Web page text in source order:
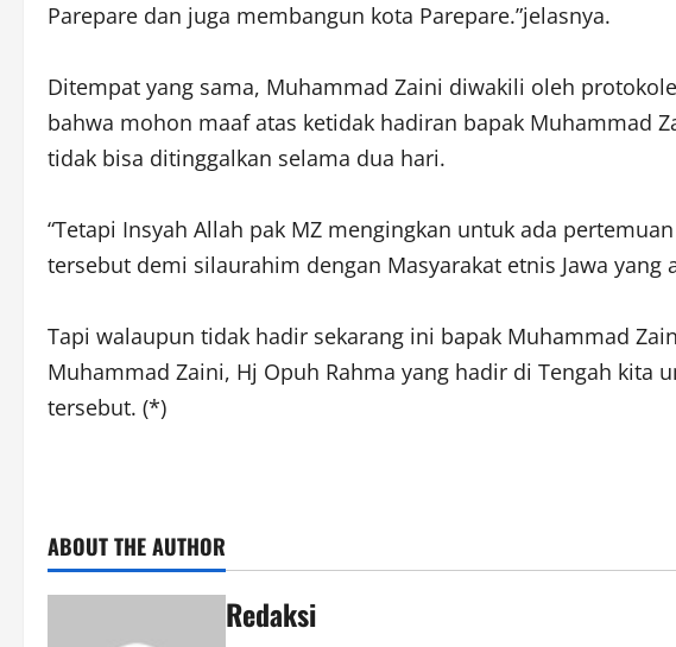
Parepare dan juga membangun kota Parepare.”jelasnya.
Ditempat yang sama, Muhammad Zaini diwakili oleh
bahwa mohon maaf atas ketidak hadiran bapak Muhammad
tidak bisa ditinggalkan selama dua hari.
“Tetapi Insyah Allah pak MZ mengingkan untuk ada
tersebut demi silaurahim dengan Masyarakat etnis Jawa yang
Tapi walaupun tidak hadir sekarang ini bapak Muhammad
Muhammad Zaini, Hj Opuh Rahma yang hadir di Tengah kita
tersebut. (*)
ABOUT THE AUTHOR
Redaksi